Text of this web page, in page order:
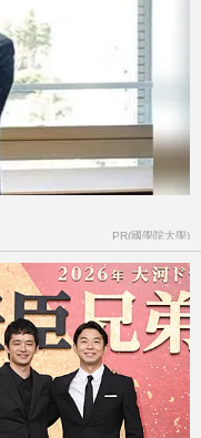
作…
2025/10/9
々菜がサングラス姿
界入り”囁かれるも
的な…
2025/10/2
“リアル分娩シー
ぎる」「正直ドン引
た賛否
2025/9/12
PR(國學院大學)